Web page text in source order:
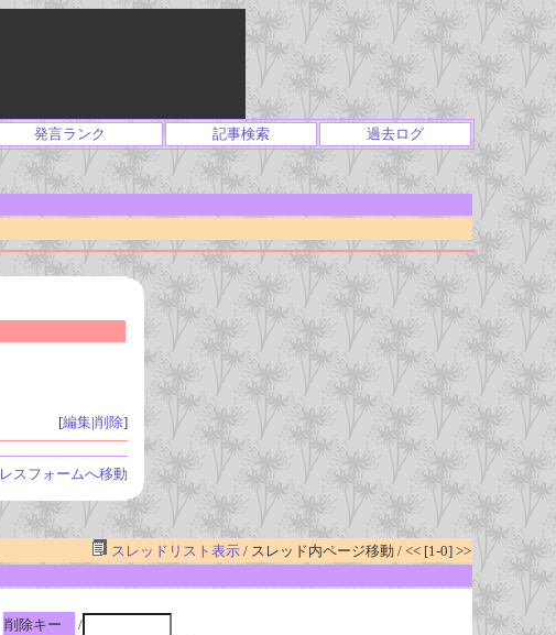
発言ランク 記事検索 過去ログ
[編集|削除]
レスフォームへ移動
スレッドリスト表示/ スレッド内ページ移動 / << [1-0] >>
削除キー
/